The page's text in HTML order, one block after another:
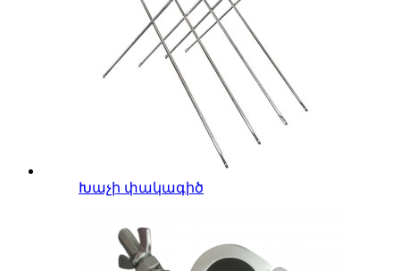
Խաչի փակագիծ